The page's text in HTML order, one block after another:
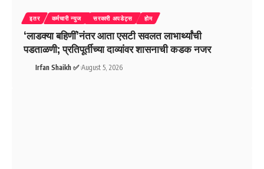
इतर कर्मचारी न्युज सरकारी अपडेट्स होम
‘लाडक्या बहिणीं’नंतर आता एसटी सवलत लाभार्थ्यांची
पडताळणी; प्रतिपूर्तीच्या दाव्यांवर शासनाची कडक नजर
Irfan Shaikh ✅ August 5, 2026